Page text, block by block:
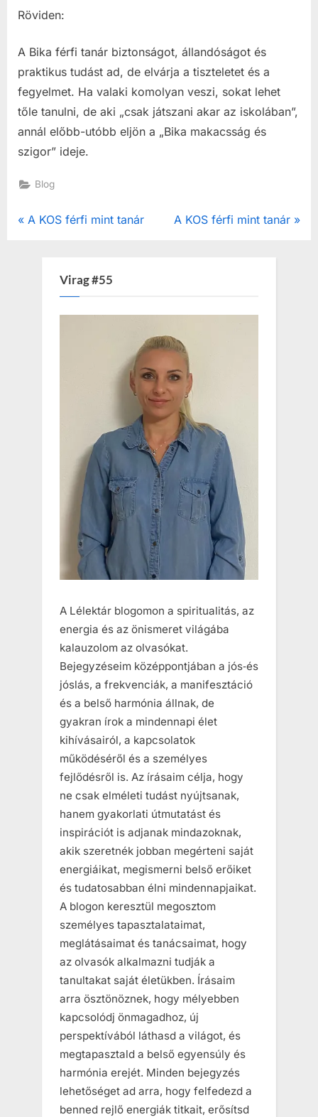
Röviden:
A Bika férfi tanár biztonságot, állandóságot és
praktikus tudást ad, de elvárja a tiszteletet és a
fegyelmet. Ha valaki komolyan veszi, sokat lehet
tőle tanulni, de aki „csak játszani akar az iskolában”,
annál előbb-utóbb eljön a „Bika makacsság és
szigor” ideje.
Blog
Post
P
A KOS férfi mint tanár
N
o
s
:
A KOS férfi mint tanár
Virag #55
A Lélektár blogomon a spiritualitás, az
energia és az önismeret világába
kalauzolom az olvasókat.
Bejegyzéseim középpontjában a jós‑és
jóslás, a frekvenciák, a manifesztáció
és a belső harmónia állnak, de
gyakran írok a mindennapi élet
kihívásairól, a kapcsolatok
működéséről és a személyes
fejlődésről is. Az írásaim célja, hogy
ne csak elméleti tudást nyújtsanak,
hanem gyakorlati útmutatást és
inspirációt is adjanak mindazoknak,
akik szeretnék jobban megérteni saját
energiáikat, megismerni belső erőiket
és tudatosabban élni mindennapjaikat.
A blogon keresztül megosztom
személyes tapasztalataimat,
meglátásaimat és tanácsaimat, hogy
az olvasók alkalmazni tudják a
tanultakat saját életükben. Írásaim
arra ösztönöznek, hogy mélyebben
kapcsolódj önmagadhoz, új
perspektívából láthasd a világot, és
megtapasztald a belső egyensúly és
harmónia erejét. Minden bejegyzés
lehetőséget ad arra, hogy felfedezd a
benned rejlő energiák titkait, erősítsd